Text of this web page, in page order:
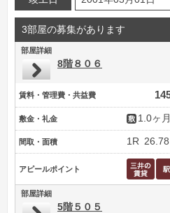
3部屋の募集があります
部屋詳細
8階８０６
賃料・管理費・共益費
敷金・礼金 1.0ヶ月
間取・面積 1R 26.78
アピールポイント
部屋詳細
5階５０５